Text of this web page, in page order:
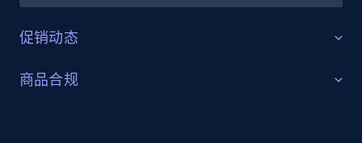
more.
2.1K+
促销动态
守护促销合规与一致性
商品合规